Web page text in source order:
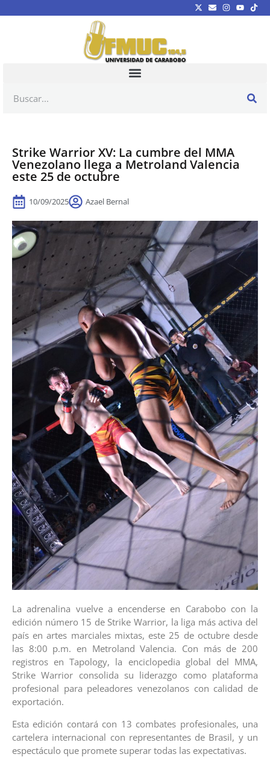
Strike Warrior XV: La cumbre del MMA
Venezolano llega a Metroland Valencia
este 25 de octubre
10/09/2025 Azael Bernal
La adrenalina vuelve a encenderse en Carabobo con la
edición número 15 de Strike Warrior, la liga más activa del
país en artes marciales mixtas, este 25 de octubre desde
las 8:00 p.m. en Metroland Valencia. Con más de 200
registros en Tapology, la enciclopedia global del MMA,
Strike Warrior consolida su liderazgo como plataforma
profesional para peleadores venezolanos con calidad de
exportación.
Esta edición contará con 13 combates profesionales, una
cartelera internacional con representantes de Brasil, y un
espectáculo que promete superar todas las expectativas.